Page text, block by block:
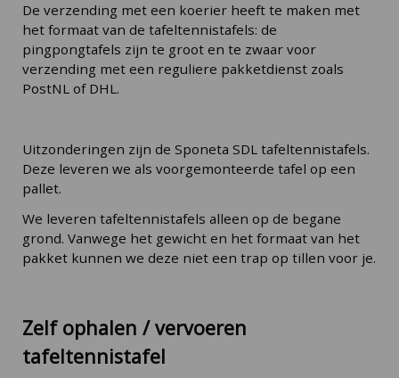
De verzending met een koerier heeft te maken met
het formaat van de tafeltennistafels: de
pingpongtafels zijn te groot en te zwaar voor
verzending met een reguliere pakketdienst zoals
PostNL of DHL.
Uitzonderingen zijn de Sponeta SDL tafeltennistafels.
Deze leveren we als voorgemonteerde tafel op een
pallet.
We leveren tafeltennistafels alleen op de begane
grond. Vanwege het gewicht en het formaat van het
pakket kunnen we deze niet een trap op tillen voor je.
Zelf ophalen / vervoeren
tafeltennistafel